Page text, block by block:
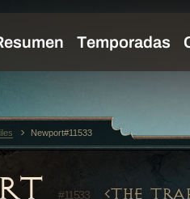
#11533 THE
Newport#11533